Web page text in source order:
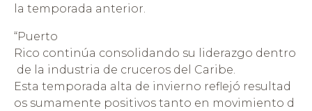
la temporada anterior.
“Puerto
Rico continúa consolidando su liderazgo dentro
de la industria de cruceros del Caribe.
Esta temporada alta de invierno reflejó resultad
os sumamente positivos tanto en movimiento d